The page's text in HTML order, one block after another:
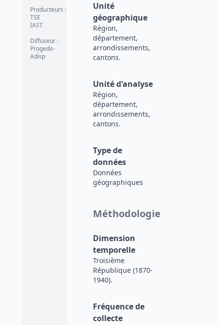
Producteurs :
TSE
IAST
Diffuseur :
Progedo-
Adisp
Unité
géographique
Région,
département,
arrondissements,
cantons.
Unité d'analyse
Région,
département,
arrondissements,
cantons.
Type de
données
Données
géographiques
Méthodologie
Dimension
temporelle
Troisième
République (1870-
1940).
Fréquence de
collecte